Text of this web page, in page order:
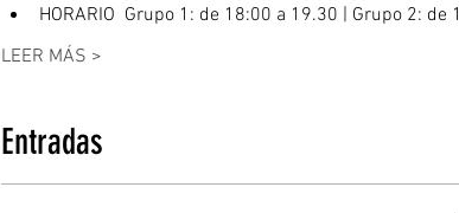
HORARIO  Grupo 1: de 18:00 a 19.30 | Grupo 2:
LEER MÁS >
Entradas